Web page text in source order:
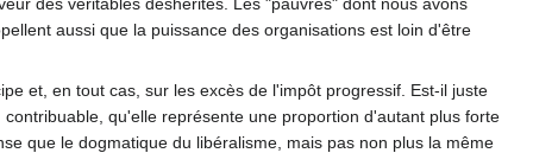
aussi que la puissance des organisations est loin d'être
et, en tout cas, sur les excès de l'impôt progressif. Est-il juste
qu'elle représente une proportion d'autant plus forte
que le dogmatique du libéralisme, mais pas non plus la même